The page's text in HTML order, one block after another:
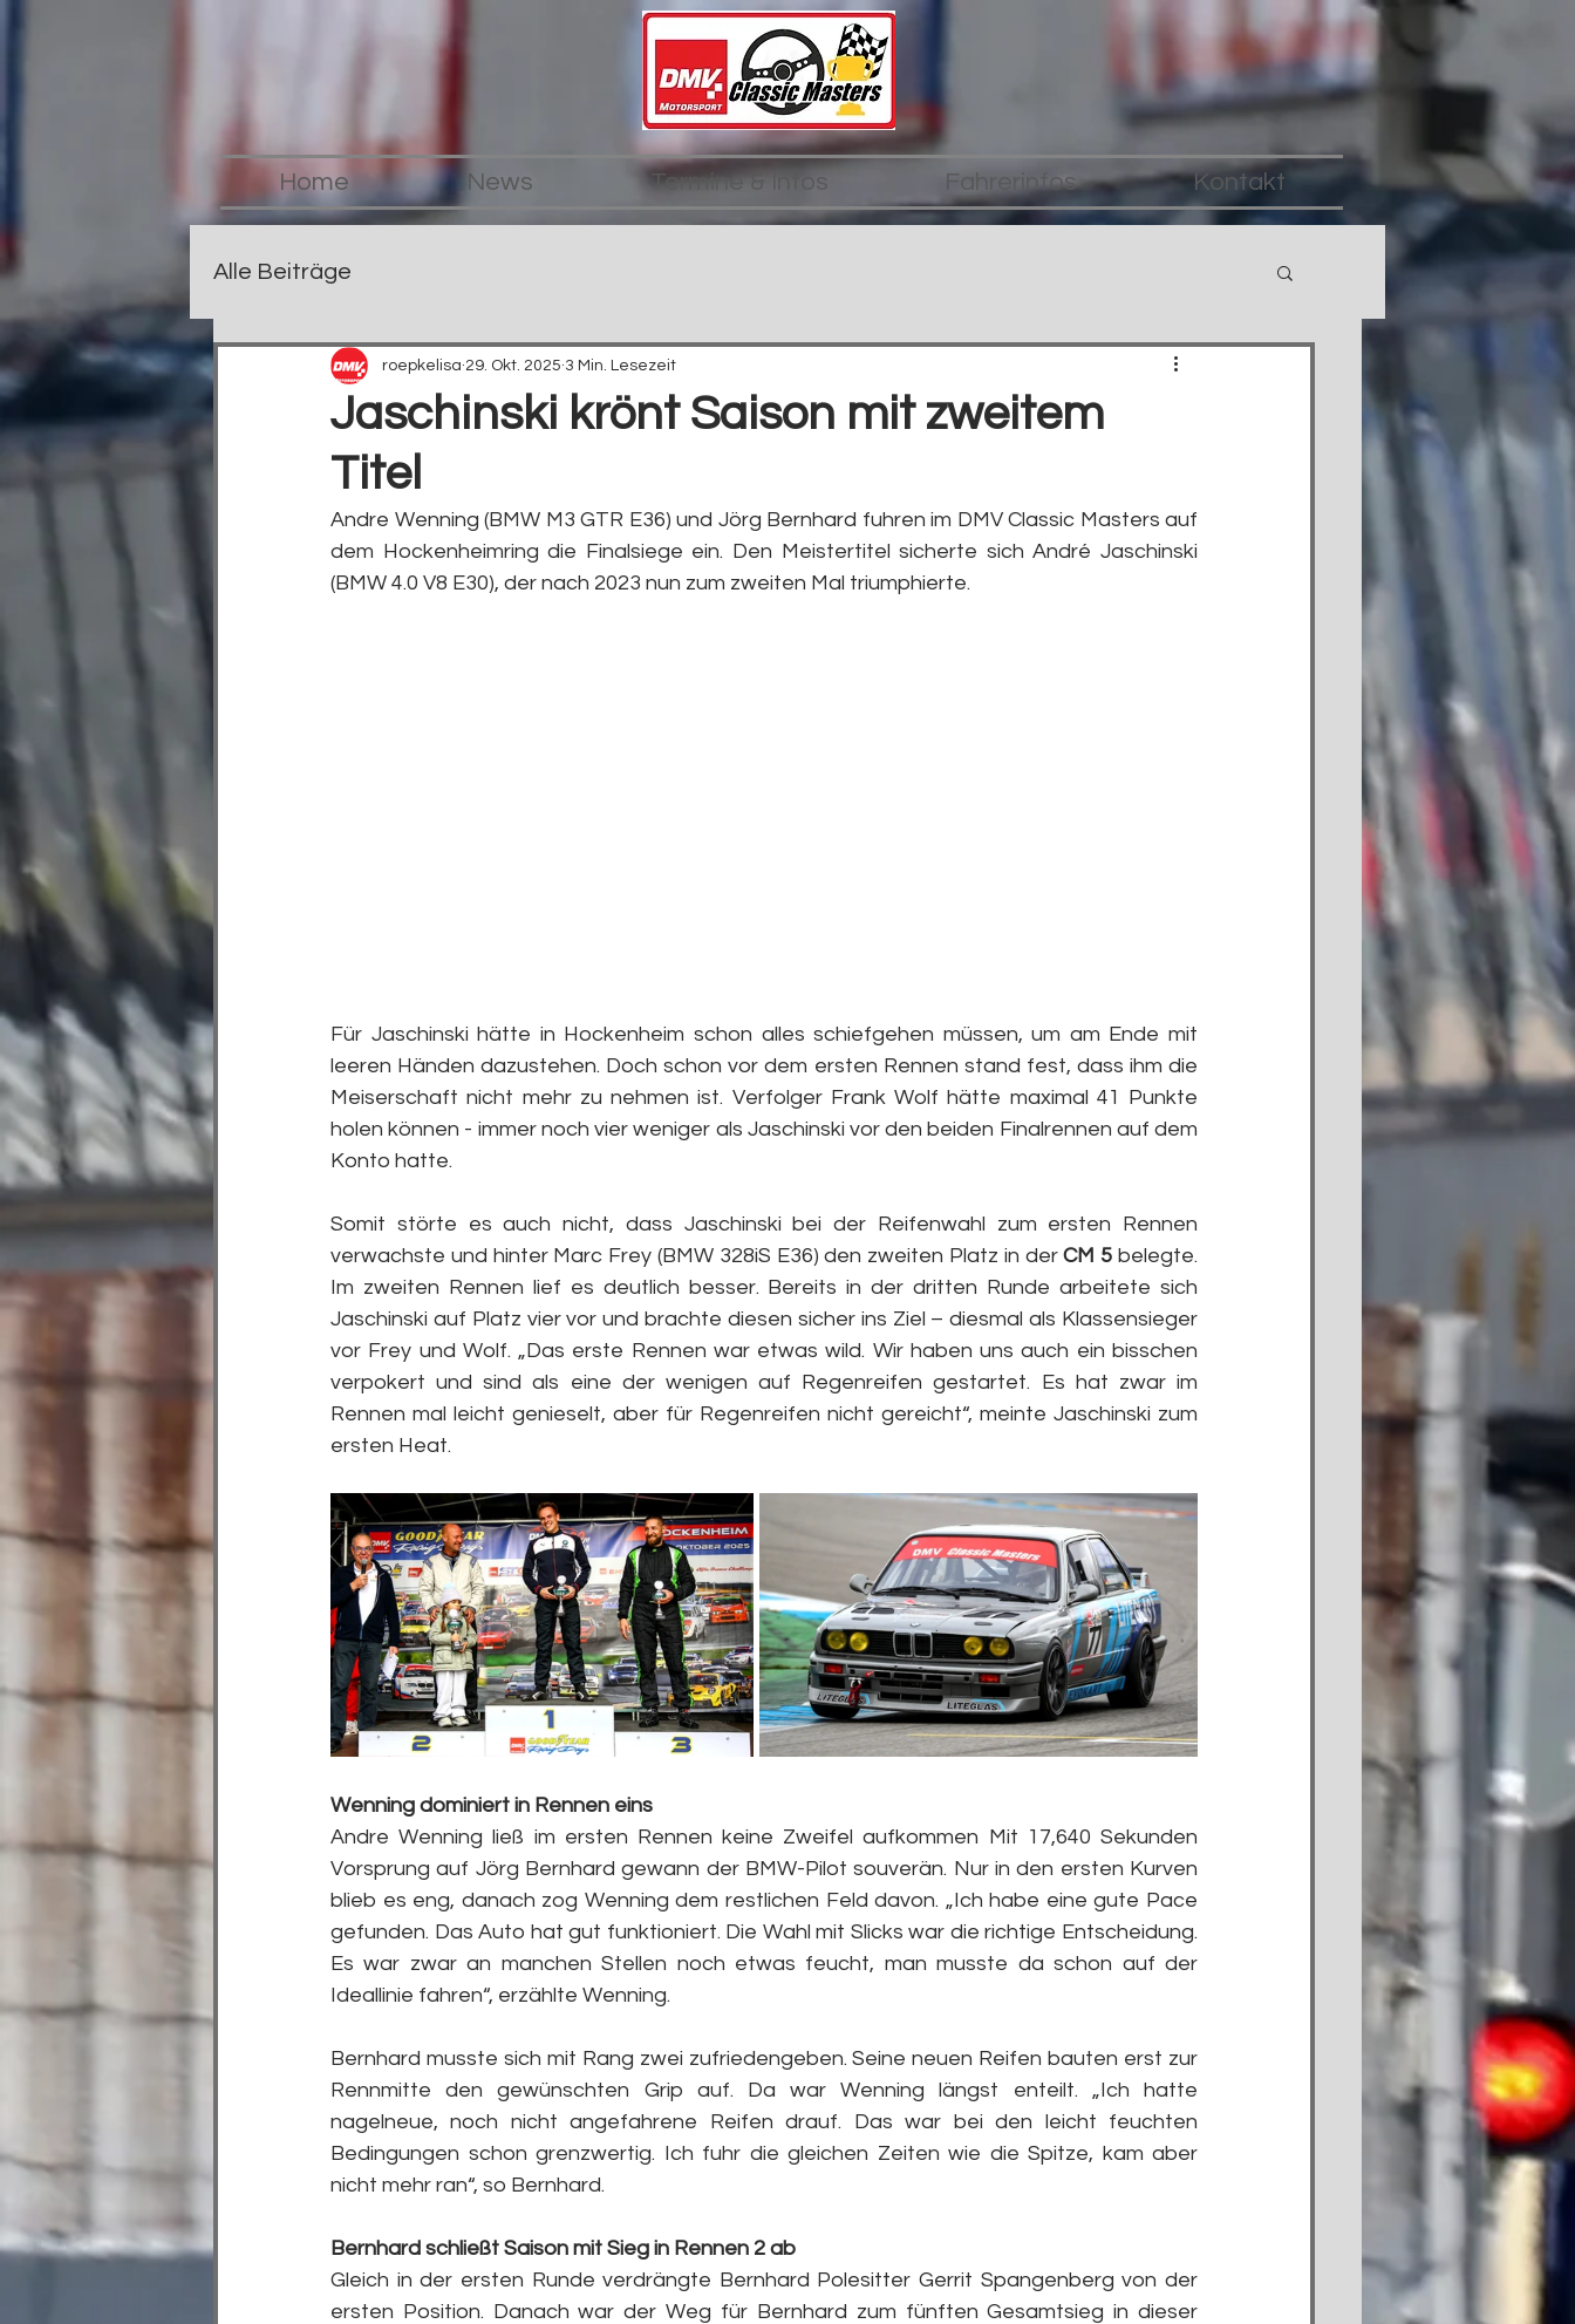
Home News Termine & Infos Fahrerinfos Kontakt
Alle Beiträge
Jaschinski krönt Saison mit zweitem
Titel
roepkelisa 29. Okt. 2025 3 Min. Lesezeit
Andre Wenning (BMW M3 GTR E36) und Jörg Bernhard fuhren im DMV Classic Masters auf
dem Hockenheimring die Finalsiege ein. Den Meistertitel sicherte sich André Jaschinski
(BMW 4.0 V8 E30), der nach 2023 nun zum zweiten Mal triumphierte.
Für Jaschinski hätte in Hockenheim schon alles schiefgehen müssen, um am Ende mit
leeren Händen dazustehen. Doch schon vor dem ersten Rennen stand fest, dass ihm die
Meiserschaft nicht mehr zu nehmen ist. Verfolger Frank Wolf hätte maximal 41 Punkte
holen können - immer noch vier weniger als Jaschinski vor den beiden Finalrennen auf dem
Konto hatte.
Somit störte es auch nicht, dass Jaschinski bei der Reifenwahl zum ersten Rennen
verwachste und hinter Marc Frey (BMW 328iS E36) den zweiten Platz in der CM 5 belegte.
Im zweiten Rennen lief es deutlich besser. Bereits in der dritten Runde arbeitete sich
Jaschinski auf Platz vier vor und brachte diesen sicher ins Ziel – diesmal als Klassensieger
vor Frey und Wolf. „Das erste Rennen war etwas wild. Wir haben uns auch ein bisschen
verpokert und sind als eine der wenigen auf Regenreifen gestartet. Es hat zwar im
Rennen mal leicht genieselt, aber für Regenreifen nicht gereicht“, meinte Jaschinski zum
ersten Heat.
Wenning dominiert in Rennen eins
Andre Wenning ließ im ersten Rennen keine Zweifel aufkommen Mit 17,640 Sekunden
Vorsprung auf Jörg Bernhard gewann der BMW-Pilot souverän. Nur in den ersten Kurven
blieb es eng, danach zog Wenning dem restlichen Feld davon. „Ich habe eine gute Pace
gefunden. Das Auto hat gut funktioniert. Die Wahl mit Slicks war die richtige Entscheidung.
Es war zwar an manchen Stellen noch etwas feucht, man musste da schon auf der
Ideallinie fahren“, erzählte Wenning.
Bernhard musste sich mit Rang zwei zufriedengeben. Seine neuen Reifen bauten erst zur
Rennmitte den gewünschten Grip auf. Da war Wenning längst enteilt. „Ich hatte
nagelneue, noch nicht angefahrene Reifen drauf. Das war bei den leicht feuchten
Bedingungen schon grenzwertig. Ich fuhr die gleichen Zeiten wie die Spitze, kam aber
nicht mehr ran“, so Bernhard.
Bernhard schließt Saison mit Sieg in Rennen 2 ab
Gleich in der ersten Runde verdrängte Bernhard Polesitter Gerrit Spangenberg von der
ersten Position. Danach war der Weg für Bernhard zum fünften Gesamtsieg in dieser